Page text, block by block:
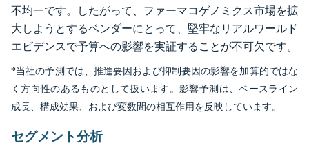
不均一です。したがって、ファーマコゲノミクス市場を拡
大しようとするベンダーにとって、堅牢なリアルワールド
エビデンスで予算への影響を実証することが不可欠です。
*当社の予測では、推進要因および抑制要因の影響を加算的ではな
く方向性のあるものとして扱います。影響予測は、ベースライン
成長、構成効果、および変数間の相互作用を反映しています。
セグメント分析